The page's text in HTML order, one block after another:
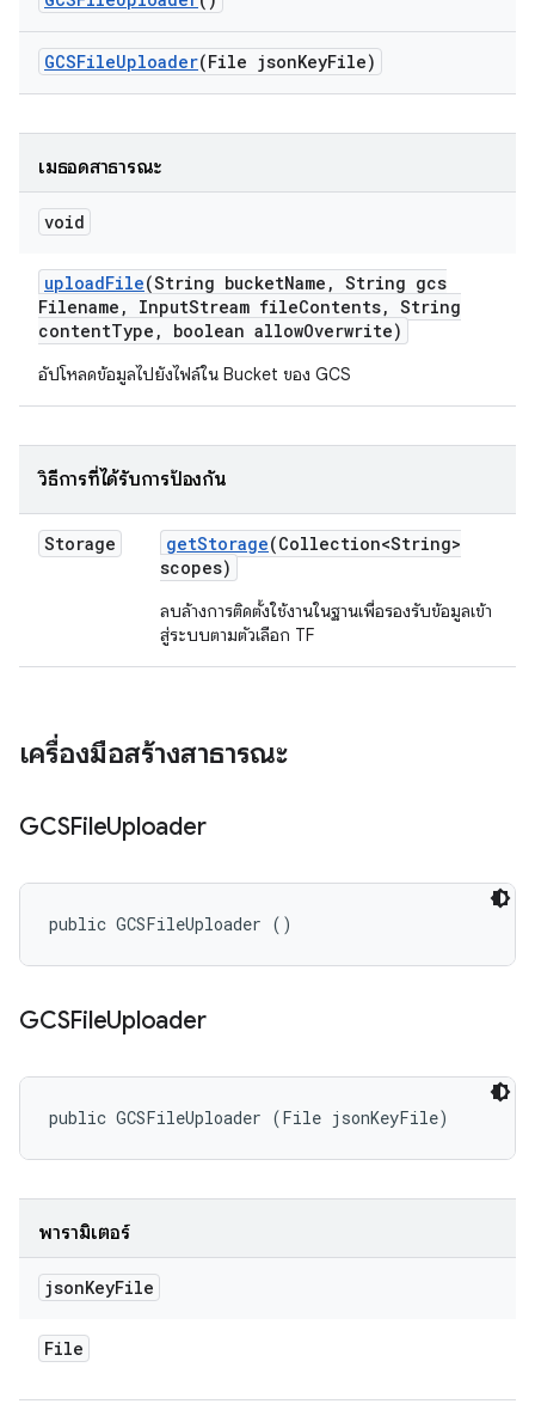
GCSFileUploader(File jsonKeyFile)
เมธอดสาธารณะ
void
uploadFile(String bucketName , String gcs
Filename , InputStream fileContents, String
contentType , boolean allowOverwrite)
อัปโหลดข้อมูลไปยังไฟล์ใน Bucket ของ GCS
วิธีการที่ได้รับการป้องกัน
Storage getStorage(Collection<String>
scopes)
ลบล้างการติดตั้งใช้งานในฐานเพื่อรองรับข้อมูลเข้า
สู่ระบบตามตัวเลือก TF
เครื่องมือสร้างสาธารณะ
GCSFileUploader
public GCSFileUploader ()
GCSFileUploader
public GCSFileUploader (File jsonKeyFile)
พารามิเตอร์
jsonKeyFile
File